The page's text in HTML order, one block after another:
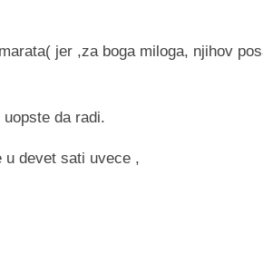
jer ,za boga miloga, njihov
da radi.
u devet sati uvece ,